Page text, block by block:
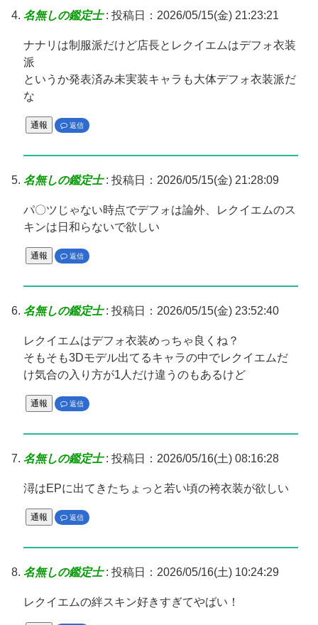
名無しの鑑定士: 投稿日：2026/05/15(金) 21:23:21
ナナリは制服派だけど店長とレクイエムはデフォ衣装
派
というか発表済み未実装キャラも大体デフォ衣装派だ
な
通報 返信
名無しの鑑定士: 投稿日：2026/05/15(金) 21:28:09
パ〇ツじゃない時点でデフォは論外、レクイエムのス
キンは日和らないで欲しい
通報 返信
名無しの鑑定士: 投稿日：2026/05/15(金) 23:52:40
レクイエムはデフォ衣装めっちゃ良くね？
そもそも3Dモデル出てるキャラの中でレクイエムだ
け気合の入り方が1人だけ違うのもあるけど
通報 返信
名無しの鑑定士: 投稿日：2026/05/16(土) 08:16:28
潯はEPに出てきたちょっと若い頃の袴衣装が欲しい
通報 返信
名無しの鑑定士: 投稿日：2026/05/16(土) 10:24:29
レクイエムの絆スキン好きすぎてやばい！